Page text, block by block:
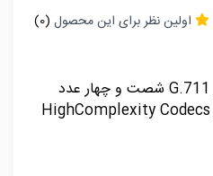
اولین نظر برای این محصول (0)
حداکثر تعداد کانال در HighComplexity Codecs